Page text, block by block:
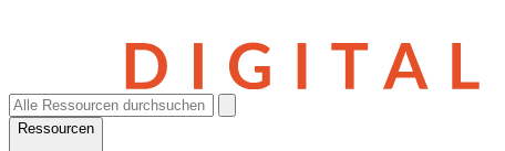
Ressourcen